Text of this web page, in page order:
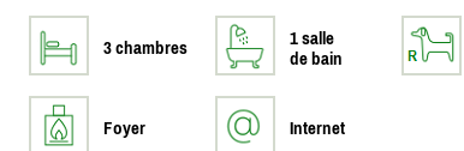
3 chambres
1 salle
de bain
Foyer Internet